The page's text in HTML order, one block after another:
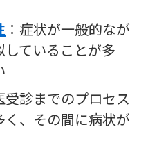
：症状が一般的なが
ていることが多
受診までのプロセス
、その間に病状が